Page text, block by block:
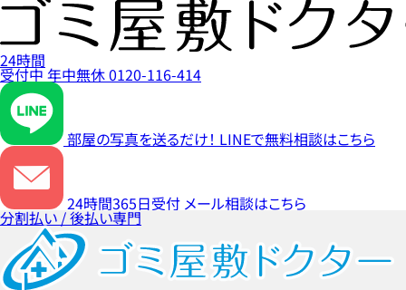
24時間
受付中年中無休0120-116-414
部屋の写真を送るだけ！ LINEで無料相談はこちら
24時間365日受付 メール相談はこちら
分割払い / 後払い専門